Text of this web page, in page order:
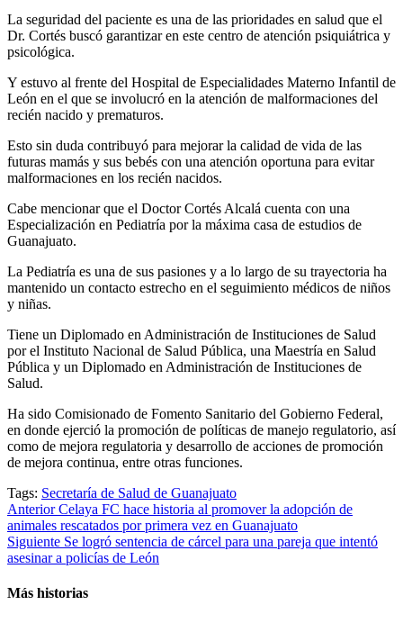
La seguridad del paciente es una de las prioridades en salud que el
Dr. Cortés buscó garantizar en este centro de atención psiquiátrica y
psicológica.
Y estuvo al frente del Hospital de Especialidades Materno Infantil de
León en el que se involucró en la atención de malformaciones del
recién nacido y prematuros.
Esto sin duda contribuyó para mejorar la calidad de vida de las
futuras mamás y sus bebés con una atención oportuna para evitar
malformaciones en los recién nacidos.
Cabe mencionar que el Doctor Cortés Alcalá cuenta con una
Especialización en Pediatría por la máxima casa de estudios de
Guanajuato.
La Pediatría es una de sus pasiones y a lo largo de su trayectoria ha
mantenido un contacto estrecho en el seguimiento médicos de niños
y niñas.
Tiene un Diplomado en Administración de Instituciones de Salud
por el Instituto Nacional de Salud Pública, una Maestría en Salud
Pública y un Diplomado en Administración de Instituciones de
Salud.
Ha sido Comisionado de Fomento Sanitario del Gobierno Federal,
en donde ejerció la promoción de políticas de manejo regulatorio, así
como de mejora regulatoria y desarrollo de acciones de promoción
de mejora continua, entre otras funciones.
Tags: Secretaría de Salud de Guanajuato
Post
navigation
AnteriorCelaya FC hace historia al promover la adopción de
animales rescatados por primera vez en Guanajuato
Siguiente Se logró sentencia de cárcel para una pareja que intentó
asesinar a policías de León
Más historias